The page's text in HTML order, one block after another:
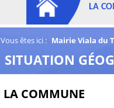
LA
Vous êtes ici : Mairie Viala du
SITUATION
LA COMMUNE